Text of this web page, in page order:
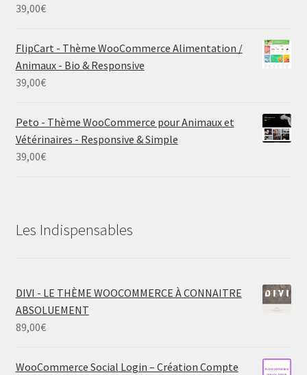
39,00€
FlipCart - Thème WooCommerce Alimentation /
Animaux - Bio & Responsive
39,00€
Peto - Thème WooCommerce pour Animaux et
Vétérinaires - Responsive & Simple
39,00€
Les Indispensables
DIVI - LE THÈME WOOCOMMERCE À CONNAITRE
ABSOLUEMENT
89,00€
WooCommerce Social Login – Création Compte